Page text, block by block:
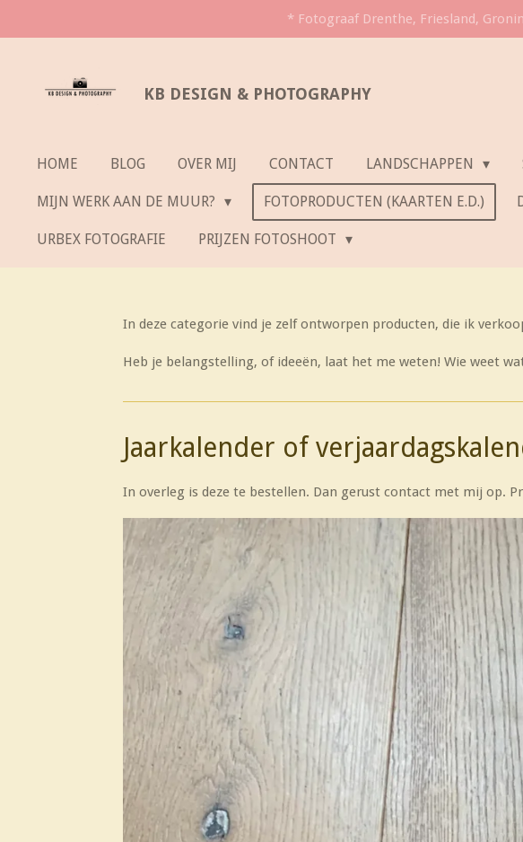
* Fotograaf Drenthe, Friesland,
KB DESIGN & PHOTOGRAPHY
HOME BLOG OVER MIJ CONTACT LANDSCHAPPEN
MIJN WERK AAN DE MUUR? FOTOPRODUCTEN (KAARTEN E.D.)
URBEX FOTOGRAFIE PRIJZEN FOTOSHOOT
In deze categorie vind je zelf ontworpen producten, die ik
Heb je belangstelling, of ideeën, laat het me weten! Wie weet
Jaarkalender of
In overleg is deze te bestellen. Dan gerust contact met mij op.